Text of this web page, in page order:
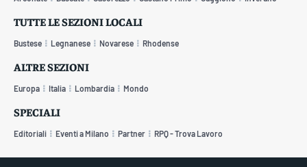
TUTTE LE SEZIONI LOCALI
Bustese Legnanese Novarese Rhodense
ALTRE SEZIONI
Europa Italia Lombardia Mondo
SPECIALI
Editoriali Eventi a Milano Partner RPQ - Trova Lavoro